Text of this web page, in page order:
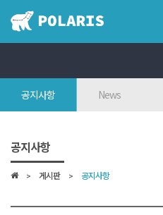
인재상
공지사항 News
공지사항
게시판 공지사항